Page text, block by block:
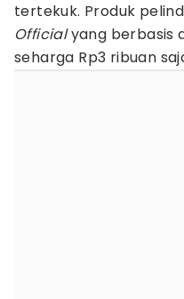
tertekuk. Produk
Officialyang berbasis
seharga Rp3 ribuan